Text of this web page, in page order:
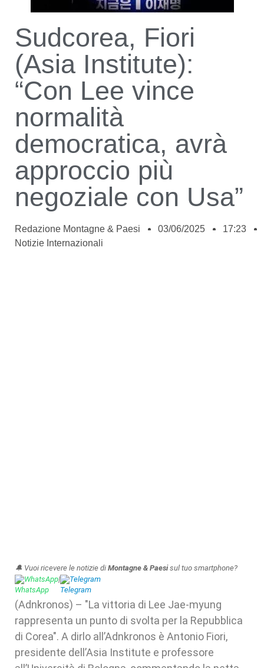
Sudcorea, Fiori
(Asia Institute):
“Con Lee vince
normalità
democratica, avrà
approccio più
negoziale con Usa”
Redazione Montagne & Paesi 03/06/2025
17:23
Notizie Internazionali
🔔 Vuoi ricevere le notizie di Montagne & Paesisul tuo smartphone?
WhatsApp| Telegram
(Adnkronos) – "La vittoria di Lee Jae-myung
rappresenta un punto di svolta per la Repubblica
di Corea". A dirlo all’Adnkronos è Antonio Fiori,
presidente dell’Asia Institute e professore